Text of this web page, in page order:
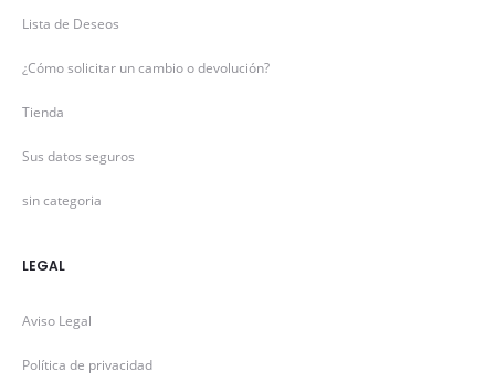
Lista de Deseos
¿Cómo solicitar un cambio o devolución?
Tienda
Sus datos seguros
sin categoria
LEGAL
Aviso Legal
Política de privacidad